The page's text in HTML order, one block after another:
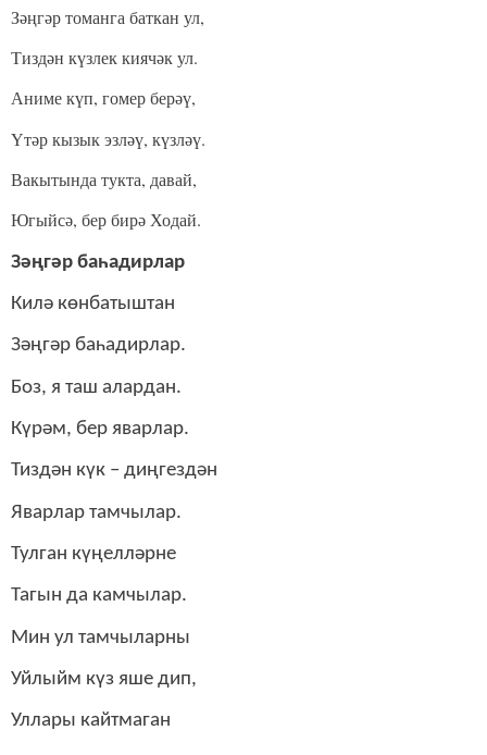
Зәңгәр томанга баткан ул,
Тиздән күзлек киячәк ул.
Аниме күп, гомер берәү,
Үтәр кызык эзләү, күзләү.
Вакытында тукта, давай,
Югыйсә, бер бирә Ходай.
Зәңгәр баһадирлар
Килә көнбатыштан
Зәңгәр баһадирлар.
Боз, я таш алардан.
Күрәм, бер яварлар.
Тиздән күк – диңгездән
Яварлар тамчылар.
Тулган күңелләрне
Тагын да камчылар.
Мин ул тамчыларны
Уйлыйм күз яше дип,
Уллары кайтмаган